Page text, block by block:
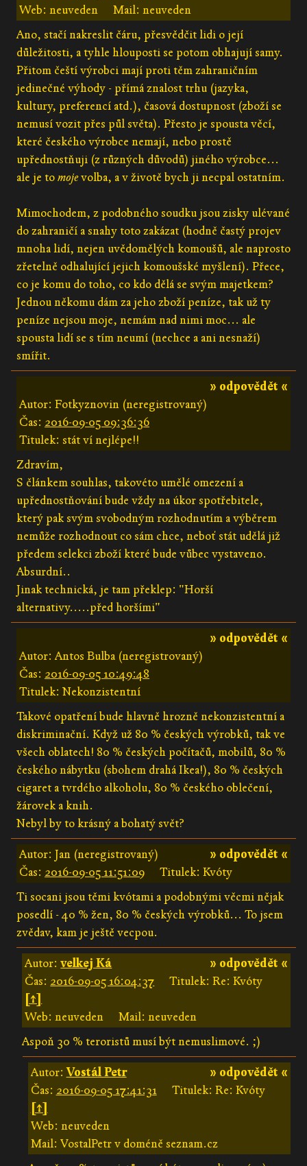
Web: neuveden
Mail: neuveden
Ano, stačí nakreslit čáru, přesvědčit lidi o její
důležitosti, a tyhle hlouposti se potom obhajují samy.
Přitom čeští výrobci mají proti těm zahraničním
jedinečné výhody - přímá znalost trhu (jazyka,
kultury, preferencí atd.), časová dostupnost (zboží se
nemusí vozit přes půl světa). Přesto je spousta věcí,
které českého výrobce nemají, nebo prostě
upřednostňuji (z různých důvodů) jiného výrobce...
ale je tomojevolba, a v životě bych ji necpal ostatním.
Mimochodem, z podobného soudku jsou zisky ulévané
do zahraničí a snahy toto zakázat (hodně častý projev
mnoha lidí, nejen uvědomělých komoušů, ale naprosto
zřetelně odhalující jejich komoušské myšlení). Přece,
co je komu do toho, co kdo dělá se svým majetkem?
Jednou někomu dám za jeho zboží peníze, tak už ty
peníze nejsou moje, nemám nad nimi moc... ale
spousta lidí se s tím neumí (nechce a ani nesnaží)
smířit.
» odpovědět «
Autor: Fotkyznovin (neregistrovaný)
Čas: 2016-09-05 09:36:36
Titulek: stát ví nejlépe!!
Zdravím,
S článkem souhlas, takovéto umělé omezení a
upřednostňování bude vždy na úkor spotřebitele,
který pak svým svobodným rozhodnutím a výběrem
nemůže rozhodnout co sám chce, neboť stát udělá již
předem selekci zboží které bude vůbec vystaveno.
Absurdní..
Jinak technická, je tam překlep: "Horší
alternativy.....před horšími"
» odpovědět «
Autor: Antos Bulba (neregistrovaný)
Čas: 2016-09-05 10:49:48
Titulek: Nekonzistentní
Takové opatření bude hlavně hrozně nekonzistentní a
diskriminační. Když už 80 % českých výrobků, tak ve
všech oblatech! 80 % českých počítačů, mobilů, 80 %
českého nábytku (sbohem drahá Ikea!), 80 % českých
cigaret a tvrdého alkoholu, 80 % českého oblečení,
žárovek a knih.
Nebyl by to krásný a bohatý svět?
» odpovědět «
Autor: Jan (neregistrovaný)
Čas: 2016-09-05 11:51:09
Titulek: Kvóty
Ti socani jsou těmi kvótami a podobnými věcmi nějak
posedlí - 40 % žen, 80 % českých výrobků... To jsem
zvědav, kam je ještě vecpou.
» odpovědět «
Autor:velkej Ká
Čas: 2016-09-05 16:04:37
Titulek: Re: Kvóty
[↑]
Web: neuveden
Mail: neuveden
Aspoň 30 % teroristů musí být nemuslimové. ;)
» odpovědět «
Autor:Vostál Petr
Čas: 2016-09-05 17:41:31
Titulek: Re: Kvóty
[↑]
Web: neuveden
Mail: VostalPetr v doméně seznam.cz